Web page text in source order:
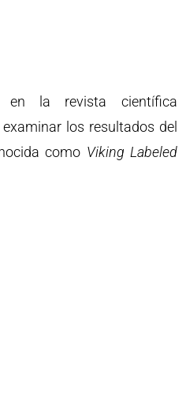
en la revista científica
los resultados del
como Viking Labeled